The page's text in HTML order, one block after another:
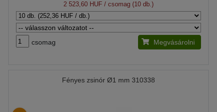
2 523,60 HUF / csomag (10 db.)
csomag Megvásárolni
Fényes zsinór Ø1 mm 310338